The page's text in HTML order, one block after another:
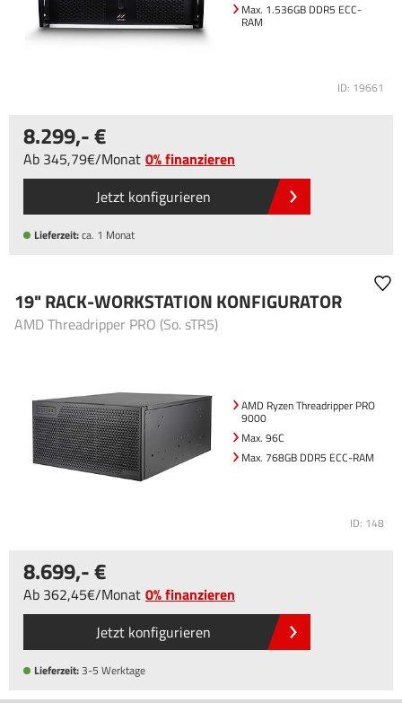
Max. 1.536GB DDR5 ECC-
RAM
ID: 19661
8.299,-
Ab 345,79 /Monat 0% finanzieren
Jetzt konfigurieren
Lieferzeit:ca. 1 Monat
19" RACK-WORKSTATION KONFIGURATOR
AMD Threadripper PRO (So. sTR5)
AMD Ryzen Threadripper PRO
9000
Max. 96C
Max. 768GB DDR5 ECC-RAM
ID: 148
8.699,-
Ab 362,45 /Monat 0% finanzieren
Jetzt konfigurieren
Lieferzeit:3-5 Werktage